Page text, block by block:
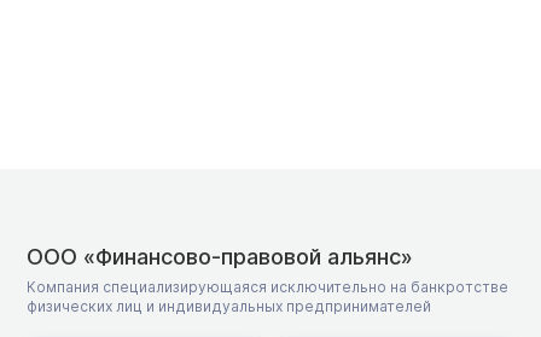
ООО «Финансово-правовой альянс»
Компания специализирующаяся исключительно на банкротстве
физических лиц и индивидуальных предпринимателей